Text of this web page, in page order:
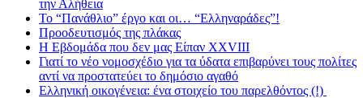
την Αλήθεια
Το “Πανάθλιο” έργο και οι… “Ελληναράδες”!
Προοδευτισμός της πλάκας
Η Εβδομάδα που δεν μας Είπαν XXVIII
Γιατί το νέο νομοσχέδιο για τα ύδατα επιβαρύνει τους πολίτες
αντί να προστατεύει το δημόσιο αγαθό
Ελληνική οικογένεια: ένα στοιχείο του παρελθόντος (!)